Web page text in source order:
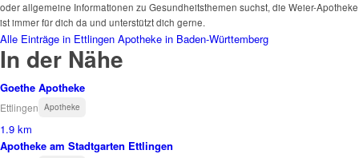
oder allgemeine Informationen zu Gesundheitsthemen suchst, die Weier-Apotheke
ist immer für dich da und unterstützt dich gerne.
Alle Einträge in Ettlingen Apotheke in Baden-Württemberg
In der Nähe
Goethe Apotheke
Ettlingen Apotheke
1.9 km
Apotheke am Stadtgarten Ettlingen